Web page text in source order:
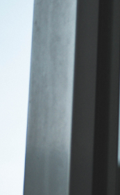
clair ».
parcourir le
alliez voir que
les spécificités de
votre plus-value.
(Notaire à Andenne)